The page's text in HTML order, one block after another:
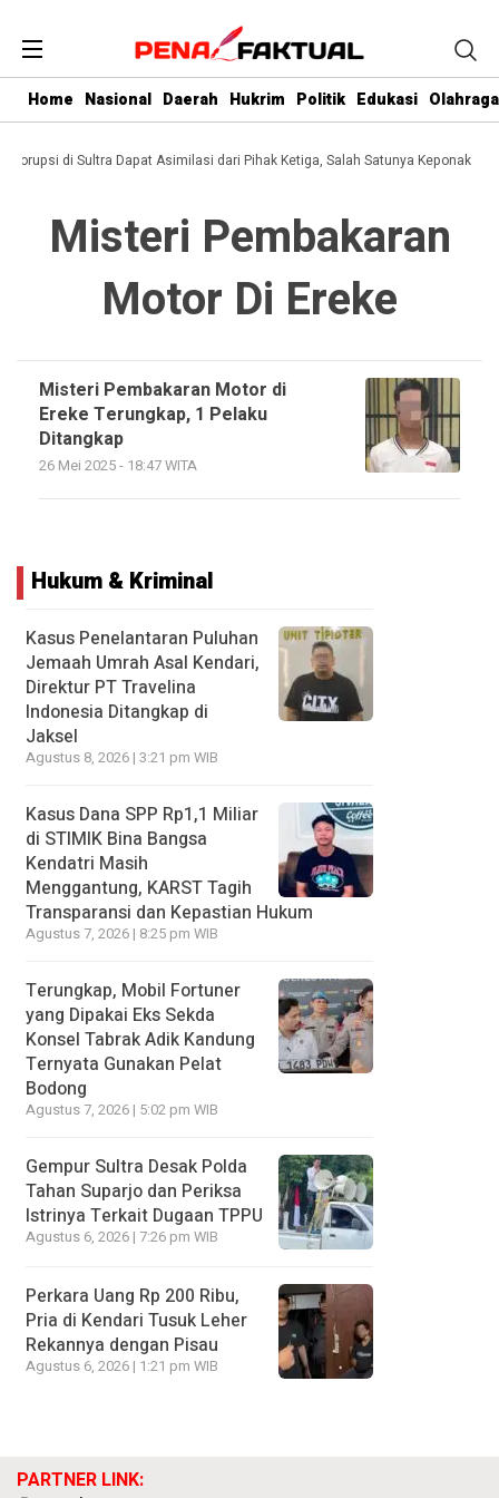
Home Nasional Daerah Hukrim Politik Edukasi Olahraga
Korupsi di Sultra Dapat Asimilasi dari Pihak Ketiga, Salah Satunya Keponakan
Misteri Pembakaran
Motor Di Ereke
Misteri Pembakaran Motor di
Ereke Terungkap, 1 Pelaku
Ditangkap
26 Mei 2025 - 18:47 WITA
Hukum & Kriminal
Kasus Penelantaran Puluhan
Jemaah Umrah Asal Kendari,
Direktur PT Travelina
Indonesia Ditangkap di
Jaksel
Agustus 8, 2026 | 3:21 pm WIB
Kasus Dana SPP Rp1,1 Miliar
di STIMIK Bina Bangsa
Kendatri Masih
Menggantung, KARST Tagih
Transparansi dan Kepastian Hukum
Agustus 7, 2026 | 8:25 pm WIB
Terungkap, Mobil Fortuner
yang Dipakai Eks Sekda
Konsel Tabrak Adik Kandung
Ternyata Gunakan Pelat
Bodong
Agustus 7, 2026 | 5:02 pm WIB
Gempur Sultra Desak Polda
Tahan Suparjo dan Periksa
Istrinya Terkait Dugaan TPPU
Agustus 6, 2026 | 7:26 pm WIB
Perkara Uang Rp 200 Ribu,
Pria di Kendari Tusuk Leher
Rekannya dengan Pisau
Agustus 6, 2026 | 1:21 pm WIB
PARTNER LINK: